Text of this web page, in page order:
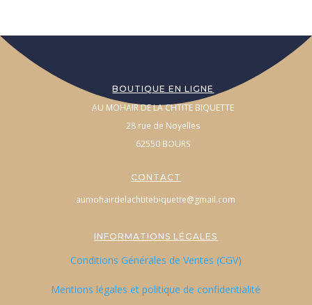
BOUTIQUE EN LIGNE
AU MOHAIR DE LA CHTITE BIQUETTE
28 rue de Noyelles
62550 BOURS
CONTACT
aumohairdelachtitebiquette@gmail.com
INFORMATIONS LÉGALES
Conditions Générales de Ventes (CGV)
Mentions légales et politique de confidentialité